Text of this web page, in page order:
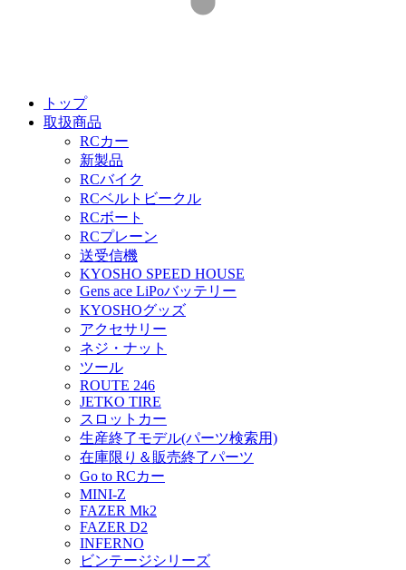
トップ
取扱商品
RCカー
新製品
RCバイク
RCベルトビークル
RCボート
RCプレーン
送受信機
KYOSHO SPEED HOUSE
Gens ace LiPoバッテリー
KYOSHOグッズ
アクセサリー
ネジ・ナット
ツール
ROUTE 246
JETKO TIRE
スロットカー
生産終了モデル(パーツ検索用)
在庫限り＆販売終了パーツ
Go to RCカー
MINI-Z
FAZER Mk2
FAZER D2
INFERNO
ビンテージシリーズ